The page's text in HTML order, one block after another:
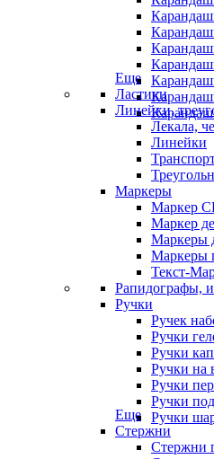
Еще
Ластики
Линейки,
Лекала,
Линейки
Маркеры
Маркер
Маркер
Маркеры
Маркеры
Текст-
Рапидографы,
Ручки
Ручек
Ручки
Ручки
Ручки на
Ручки
Ручки
Ручки
Еще
Стержни
Стержни